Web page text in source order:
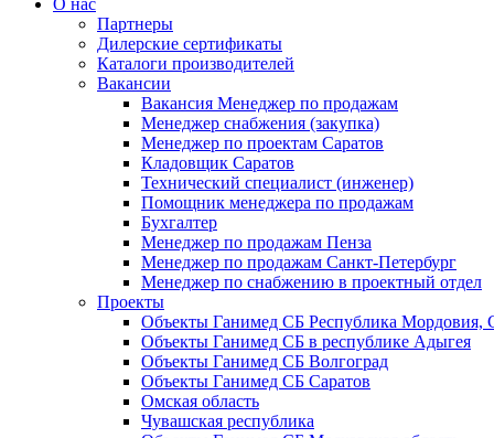
О нас
Партнеры
Дилерские сертификаты
Каталоги производителей
Вакансии
Вакансия Менеджер по продажам
Менеджер снабжения (закупка)
Менеджер по проектам Саратов
Кладовщик Саратов
Технический специалист (инженер)
Помощник менеджера по продажам
Бухгалтер
Менеджер по продажам Пенза
Менеджер по продажам Санкт-Петербург
Менеджер по снабжению в проектный отдел
Проекты
Объекты Ганимед СБ Республика Мордовия,
Объекты Ганимед СБ в республике Адыгея
Объекты Ганимед СБ Волгоград
Объекты Ганимед СБ Саратов
Омская область
Чувашская республика